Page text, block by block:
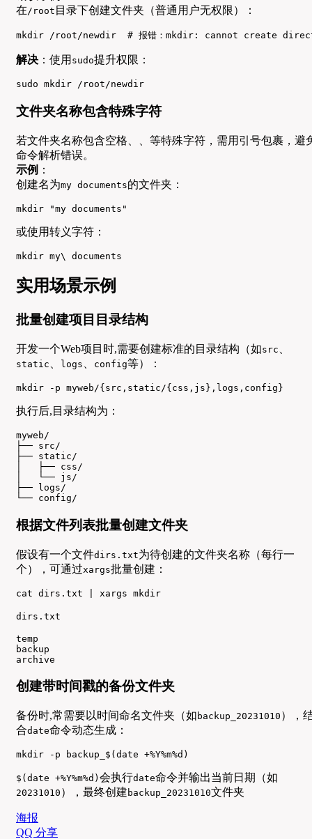
在/root 目录下创建文件夹（普通用户无权限）：
mkdir /root/newdir  # 报错：mkdir: cannot create
解决 ：使用 sudo提升权限：
sudo mkdir /root/newdir
文件夹名称包含特殊字符
若文件夹名称包含空格、、等特殊字符，需用引号包裹，避
命令解析错误。
示例 ：
创建名为my documents的文件夹：
mkdir "my documents"
或使用转义字符：
mkdir my\ documents
实用场景示例
批量创建项目目录结构
开发一个Web项目时,需要创建标准的目录结构（如src
static logs config等）：
mkdir -p myweb/{src,static/{css,js},logs,config}
执行后,目录结构为：
myweb/
├── src/
├── static/
│   ├── css/
│   └── js/
├── logs/
└── config/
根据文件列表批量创建文件夹
假设有一个文件dirs.txt为待创建的文件夹名称（每行一
个），可通过xargs批量创建：
cat dirs.txt | xargs mkdir
dirs.txt
temp
backup
archive
创建带时间戳的备份文件夹
备份时,常需要以时间命名文件夹（如 backup_20231010 ），
合date命令动态生成：
mkdir -p backup_$(date +%Y%m%d)
$(date +%Y%m%d) 会执行date命令并输出当前日期（如
20231010 ），最终创建 backup_20231010文件夹
海报
QQ 分享